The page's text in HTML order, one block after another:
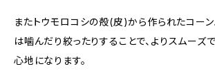
またトウモロコシの殻(皮)から作られたコーン
は噛んだり絞ったりすることで、よりスムーズ
心地になります。